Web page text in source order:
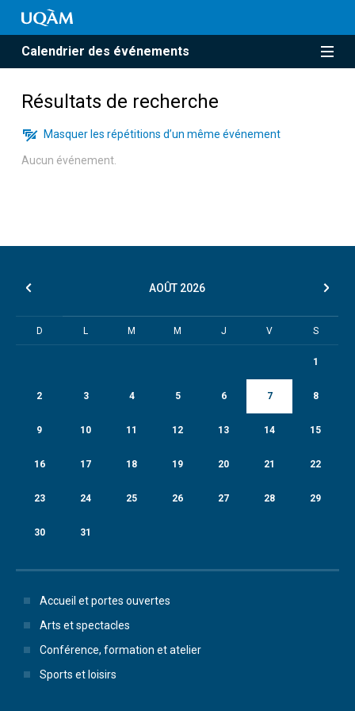
Calendrier des événements
Résultats de recherche
Masquer les répétitions d’un même événement
Aucun événement.
AOÛT 2026
D L M M J V S
1
2 3 4 5 6 7 8
9 10 11 12 13 14 15
16 17 18 19 20 21 22
23 24 25 26 27 28 29
30 31
Accueil et portes ouvertes
Arts et spectacles
Conférence, formation et atelier
Sports et loisirs